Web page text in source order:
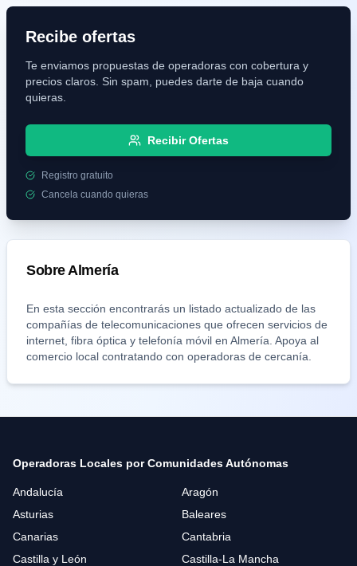
Recibe ofertas
Te enviamos propuestas de operadoras con cobertura y
precios claros. Sin spam, puedes darte de baja cuando
quieras.
Recibir Ofertas
Registro gratuito
Cancela cuando quieras
SobreAlmería
En esta sección encontrarás un listado actualizado de las
compañías de telecomunicaciones que ofrecen servicios de
internet, fibra óptica y telefonía móvil en Almería . Apoya al
comercio local contratando con operadoras de cercanía.
Operadoras Locales por Comunidades Autónomas
Andalucía
Aragón
Asturias
Baleares
Canarias
Cantabria
Castilla y León
Castilla-La Mancha